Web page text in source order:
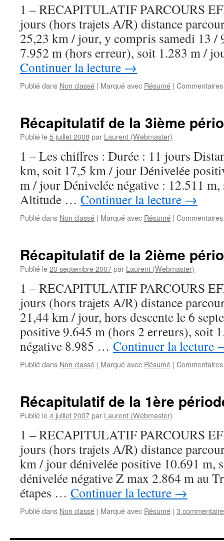
1 – RECAPITULATIF PARCOURS
jours (hors trajets A/R) distance
25,23 km / jour, y compris samedi 13 /
7.952 m (hors erreur), soit 1.283 m /
Continuer la lecture →
Publié dans Non classé | Marqué avec Résumé |
Récapitulatif de la 3ième
Publié le5 juillet 2008par Laurent (Webmaster)
1 – Les chiffres : Durée : 11 jours
km, soit 17,5 km / jour Dénivelée
m / jour Dénivelée négative : 12.511
Altitude … Continuer la lecture →
Publié dans Non classé | Marqué avec Résumé |
Récapitulatif de la 2ième
Publié le20 septembre 2007par Laurent (Webmaster)
1 – RECAPITULATIF PARCOURS
jours (hors trajets A/R) distance
21,44 km / jour, hors descente le 6
positive 9.645 m (hors 2 erreurs), soit
négative 8.985 … Continuer la lecture
Publié dans Non classé | Marqué avec Résumé |
Récapitulatif de la 1ère
Publié le4 juillet 2007par Laurent (Webmaster)
1 – RECAPITULATIF PARCOURS
jours (hors trajets A/R) distance
km / jour dénivelée positive 10.691 m,
dénivelée négative Z max 2.864 m au
étapes … Continuer la lecture →
Publié dans Non classé | Marqué avec Résumé | 3